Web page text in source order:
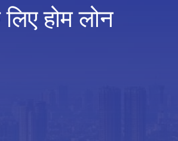
होम लोन